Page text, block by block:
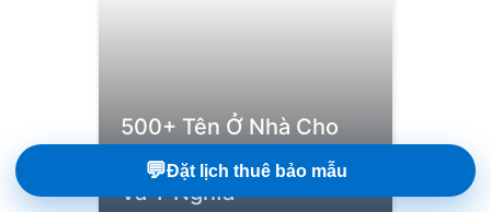
500+ Tên Ở Nhà Cho
Bé Trai Hay, Dễ Thương
Và Ý Nghĩa
💬Đặt lịch thuê bảo mẫu